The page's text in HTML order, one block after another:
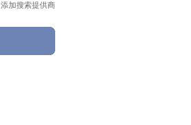
添加搜索提供商